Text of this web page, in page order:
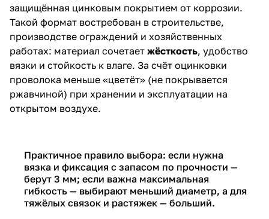
защищённая цинковым покрытием от коррозии.
Такой формат востребован в строительстве,
производстве ограждений и хозяйственных
работах: материал сочетает жёсткость, удобство
вязки и стойкость к влаге. За счёт оцинковки
проволока меньше «цветёт» (не покрывается
ржавчиной) при хранении и эксплуатации на
открытом воздухе.
Практичное правило выбора: если нужна
вязка и фиксация с запасом по прочности —
берут 3 мм; если важна максимальная
гибкость — выбирают меньший диаметр, а для
тяжёлых связок и растяжек — больший.